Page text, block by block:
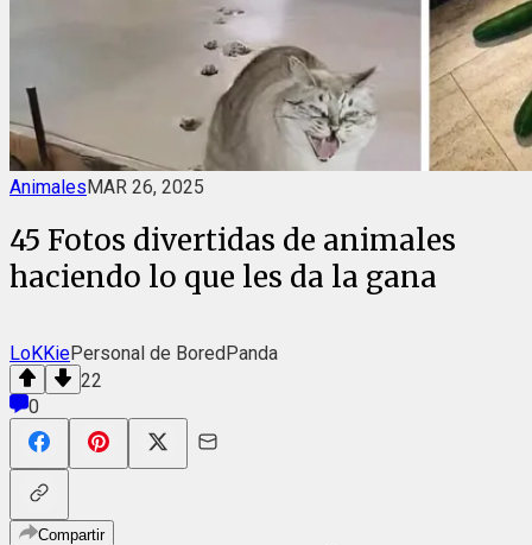
AnimalesMAR 26, 2025
45 Fotos divertidas de animales
haciendo lo que les da la gana
LoKKiePersonal de BoredPanda
22
0
Compartir